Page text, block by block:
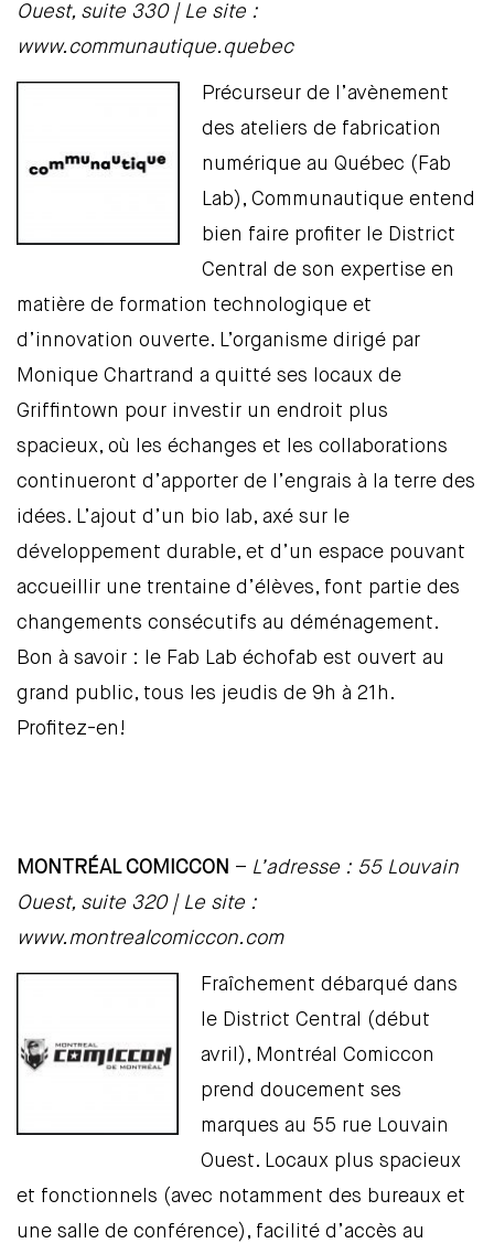
Ouest, suite 330 | Le site :
www.communautique.quebec
Précurseur de l’avènement
des ateliers de fabrication
numérique au Québec (Fab
Lab), Communautique entend
bien faire profiter le District
Central de son expertise en
matière de formation technologique et
d’innovation ouverte. L’organisme dirigé par
Monique Chartrand a quitté ses locaux de
Griffintown pour investir un endroit plus
spacieux, où les échanges et les collaborations
continueront d’apporter de l’engrais à la terre des
idées. L’ajout d’un bio lab, axé sur le
développement durable, et d’un espace pouvant
accueillir une trentaine d’élèves, font partie des
changements consécutifs au déménagement.
Bon à savoir : le Fab Lab échofab est ouvert au
grand public, tous les jeudis de 9h à 21h.
Profitez-en!
MONTRÉAL COMICCON – L’adresse : 55 Louvain
Ouest, suite 320 | Le site :
www.montrealcomiccon.com
Fraîchement débarqué dans
le District Central (début
avril), Montréal Comiccon
prend doucement ses
marques au 55 rue Louvain
Ouest. Locaux plus spacieux
et fonctionnels (avec notamment des bureaux et
une salle de conférence), facilité d’accès au